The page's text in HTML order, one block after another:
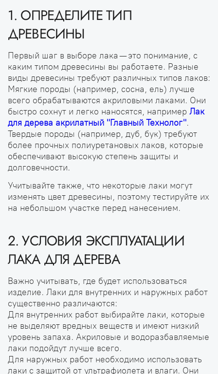
1. ОПРЕДЕЛИТЕ ТИП
ДРЕВЕСИНЫ
Первый шаг в выборе лака — это понимание, с
каким типом древесины вы работаете. Разные
виды древесины требуют различных типов лаков:
Мягкие породы (например, сосна, ель) лучше
всего обрабатываются акриловыми лаками. Они
быстро сохнут и легко наносятся, например Лак
для дерева акрилатный "Главный Технолог".
Твердые породы (например, дуб, бук) требуют
более прочных полиуретановых лаков, которые
обеспечивают высокую степень защиты и
долговечности.
Учитывайте также, что некоторые лаки могут
изменять цвет древесины, поэтому тестируйте их
на небольшом участке перед нанесением.
2. УСЛОВИЯ ЭКСПЛУАТАЦИИ
ЛАКА ДЛЯ ДЕРЕВА
Важно учитывать, где будет использоваться
изделие. Лаки для внутренних и наружных работ
существенно различаются:
Для внутренних работ выбирайте лаки, которые
не выделяют вредных веществ и имеют низкий
уровень запаха. Акриловые и водоразбавляемые
лаки подойдут лучше всего.
Для наружных работ необходимо использовать
лаки с защитой от ультрафиолета и влаги. Они